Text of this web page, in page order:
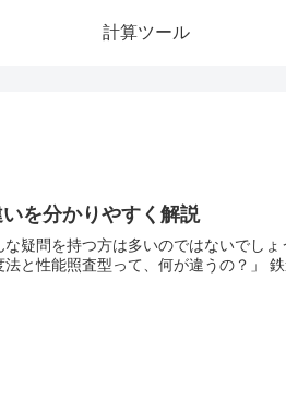
計算ツール
を分かりやすく解説
疑問を持つ方は多いのではないでし
と性能照査型って、何が違うの？」